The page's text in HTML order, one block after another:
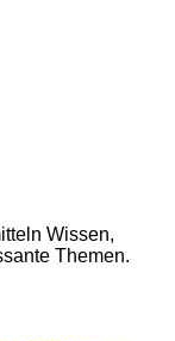
Wissen,
Themen.